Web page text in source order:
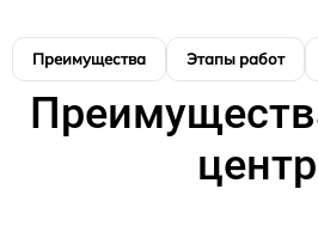
Преимущества Этапы работ